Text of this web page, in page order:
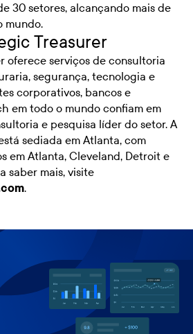
30 setores, alcançando mais de
mundo.
Treasurer
oferece serviços de consultoria
segurança, tecnologia e
corporativos, bancos e
em todo o mundo confiam em
e pesquisa líder do setor. A
sediada em Atlanta, com
em Atlanta, Cleveland, Detroit e
saber mais, visite
.